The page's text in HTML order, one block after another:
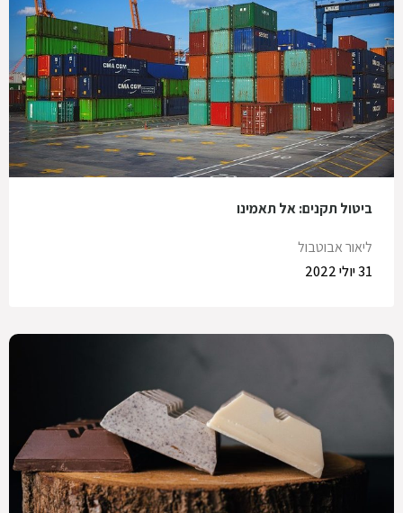
ביטול תקנים: אל תאמינו
ליאור אבוטבול
31 יולי 2022